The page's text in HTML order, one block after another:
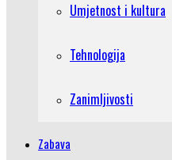
Umjetnost i kultura
Tehnologija
Zanimljivosti
Zabava